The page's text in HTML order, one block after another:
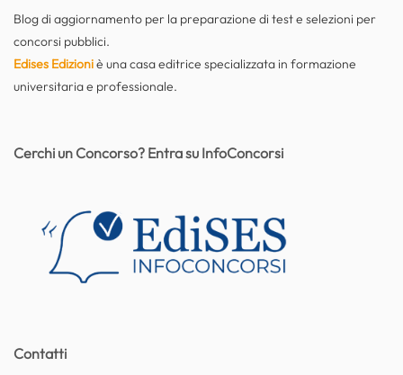
Blog di aggiornamento per la preparazione di test e selezioni per
concorsi pubblici.
Edises Edizioniè una casa editrice specializzata in formazione
universitaria e professionale.
Contatti
Cerchi un Concorso? Entra su InfoConcorsi